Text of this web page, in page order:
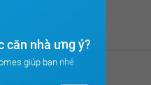
căn nhà ưng ý?
giúp bạn nhé.